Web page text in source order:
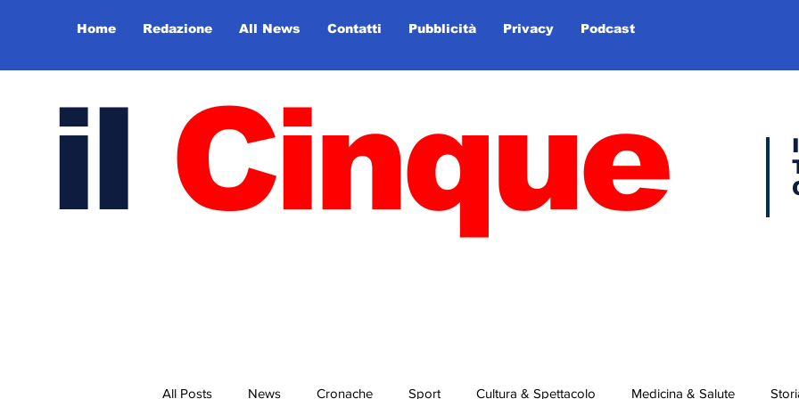
Home Redazione All News Contatti Pubblicità Privacy Podcast
il Cinque
All Posts News Cronache Sport Cultura & Spettacolo Medicina & Salute